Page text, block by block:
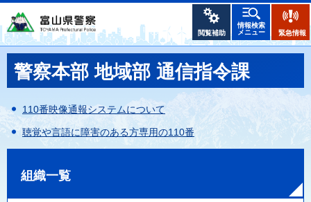
閲覧補助
情報検索
メニュー
緊急情報
警察本部 地域部 通信指令課
110番映像通報システムについて
聴覚や言語に障害のある方専用の110番
組織一覧